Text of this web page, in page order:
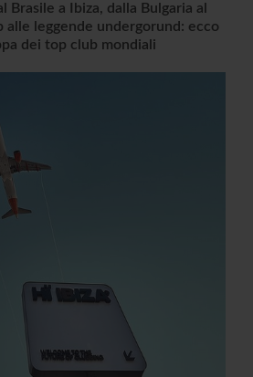
Brasile a Ibiza, dalla Bulgaria al
alle leggende undergorund: ecco
dei top club mondiali